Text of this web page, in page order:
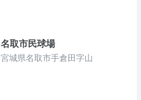
名取市民球場
宮城県名取市手倉田字山